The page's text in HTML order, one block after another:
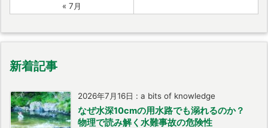
« 7月
新着記事
2026年7月16日 : a bits of knowledge
なぜ水深10cmの用水路でも溺れるのか？
物理で読み解く水難事故の危険性